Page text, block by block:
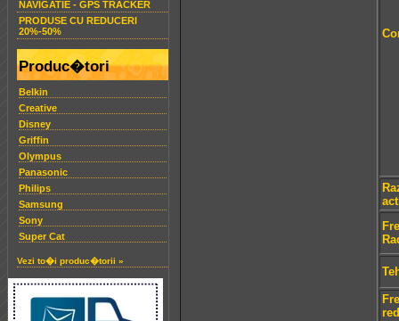
NAVIGATIE - GPS TRACKER
PRODUSE CU REDUCERI
20%-50%
Produc�tori
Belkin
Creative
Disney
Griffin
Olympus
Panasonic
Philips
Samsung
Sony
Super Cat
Vezi to�i produc�torii »